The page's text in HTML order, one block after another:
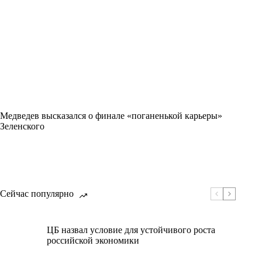
Медведев высказался о финале «поганенькой карьеры»
Зеленского
Сейчас популярно
ЦБ назвал условие для устойчивого роста
российской экономики